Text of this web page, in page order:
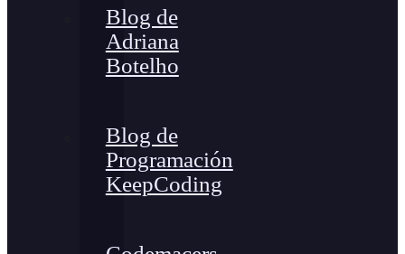
Blog de
Adriana
Botelho
Blog de
Programación
KeepCoding